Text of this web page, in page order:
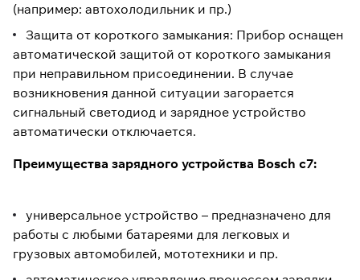
(например: автохолодильник и пр.)
Защита от короткого замыкания: Прибор оснащен
автоматической защитой от короткого замыкания
при неправильном присоединении. В случае
возникновения данной ситуации загорается
сигнальный светодиод и зарядное устройство
автоматически отключается.
Преимущества зарядного устройства Bosch c7:
универсальное устройство – предназначено для
работы с любыми батареями для легковых и
грузовых автомобилей, мототехники и пр.